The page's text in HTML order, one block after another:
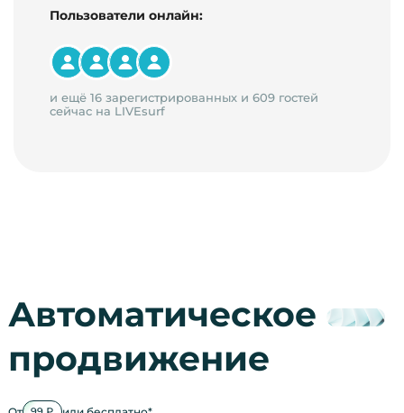
Пользователи онлайн:
и ещё 16 зарегистрированных и 609 гостей
сейчас на LIVEsurf
Автоматическое
продвижение